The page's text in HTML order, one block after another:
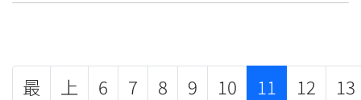
最
上
6 7 8 9 10 11 12 13